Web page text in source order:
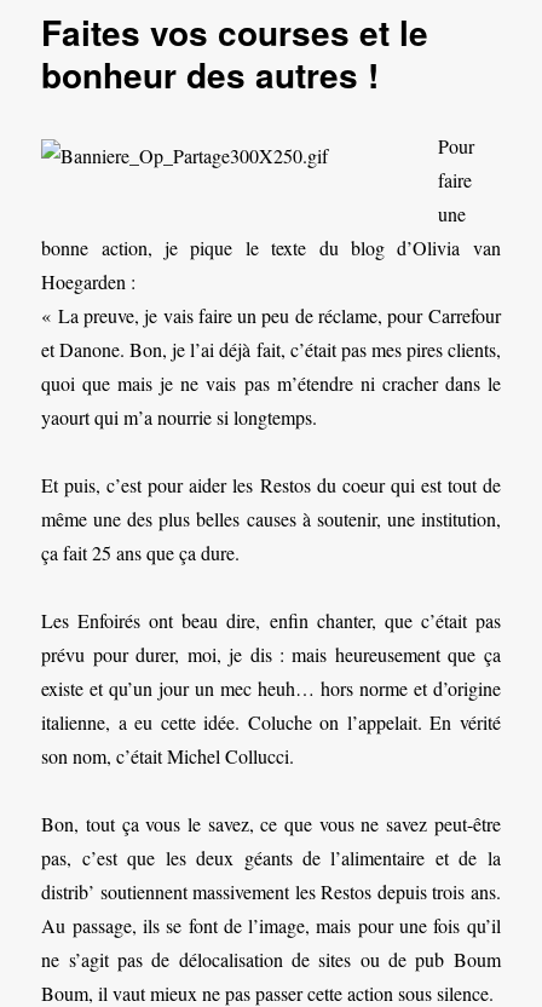
Faites vos courses et le
bonheur des autres !
Pour
faire
une
bonne action, je pique le texte du blog d’Olivia van
Hoegarden :
« La preuve, je vais faire un peu de réclame, pour Carrefour
et Danone. Bon, je l’ai déjà fait, c’était pas mes pires clients,
quoi que mais je ne vais pas m’étendre ni cracher dans le
yaourt qui m’a nourrie si longtemps.
Et puis, c’est pour aider les Restos du coeur qui est tout de
même une des plus belles causes à soutenir, une institution,
ça fait 25 ans que ça dure.
Les Enfoirés ont beau dire, enfin chanter, que c’était pas
prévu pour durer, moi, je dis : mais heureusement que ça
existe et qu’un jour un mec heuh… hors norme et d’origine
italienne, a eu cette idée. Coluche on l’appelait. En vérité
son nom, c’était Michel Collucci.
Bon, tout ça vous le savez, ce que vous ne savez peut-être
pas, c’est que les deux géants de l’alimentaire et de la
distrib’ soutiennent massivement les Restos depuis trois ans.
Au passage, ils se font de l’image, mais pour une fois qu’il
ne s’agit pas de délocalisation de sites ou de pub Boum
Boum, il vaut mieux ne pas passer cette action sous silence.